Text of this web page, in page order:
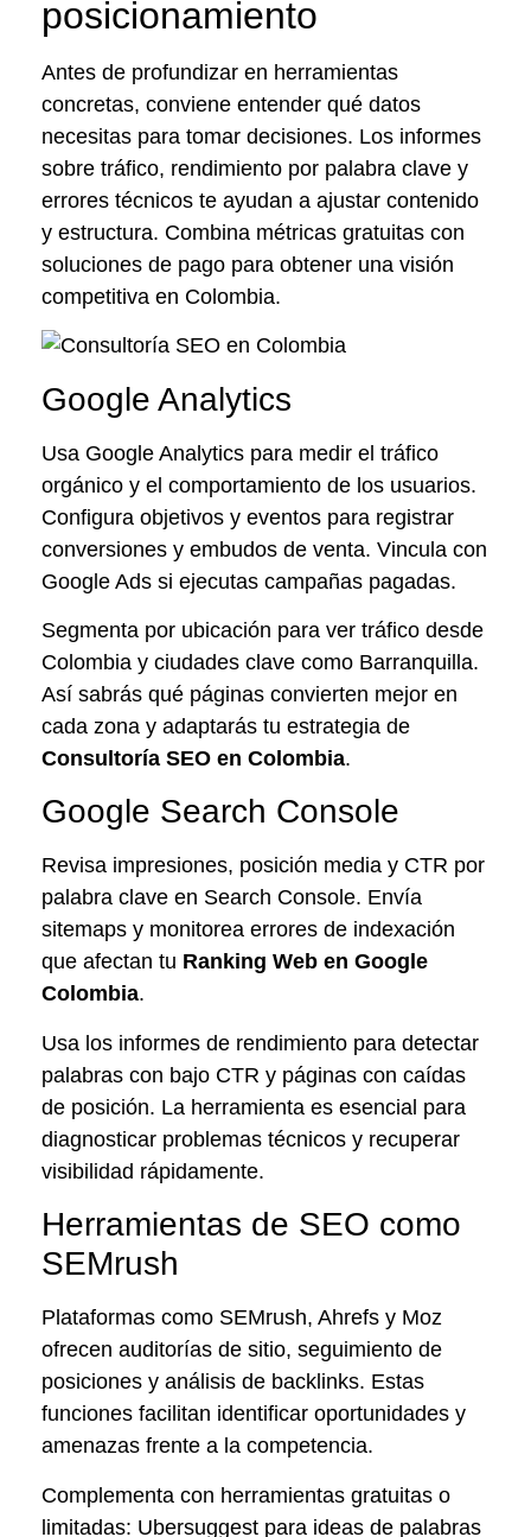
posicionamiento
Antes de profundizar en herramientas
concretas, conviene entender qué datos
necesitas para tomar decisiones. Los informes
sobre tráfico, rendimiento por palabra clave y
errores técnicos te ayudan a ajustar contenido
y estructura. Combina métricas gratuitas con
soluciones de pago para obtener una visión
competitiva en Colombia.
Google Analytics
Usa Google Analytics para medir el tráfico
orgánico y el comportamiento de los usuarios.
Configura objetivos y eventos para registrar
conversiones y embudos de venta. Vincula con
Google Ads si ejecutas campañas pagadas.
Segmenta por ubicación para ver tráfico desde
Colombia y ciudades clave como Barranquilla.
Así sabrás qué páginas convierten mejor en
cada zona y adaptarás tu estrategia de
Consultoría SEO en Colombia.
Google Search Console
Revisa impresiones, posición media y CTR por
palabra clave en Search Console. Envía
sitemaps y monitorea errores de indexación
que afectan tu Ranking Web en Google
Colombia.
Usa los informes de rendimiento para detectar
palabras con bajo CTR y páginas con caídas
de posición. La herramienta es esencial para
diagnosticar problemas técnicos y recuperar
visibilidad rápidamente.
Herramientas de SEO como
SEMrush
Plataformas como SEMrush, Ahrefs y Moz
ofrecen auditorías de sitio, seguimiento de
posiciones y análisis de backlinks. Estas
funciones facilitan identificar oportunidades y
amenazas frente a la competencia.
Complementa con herramientas gratuitas o
limitadas: Ubersuggest para ideas de palabras